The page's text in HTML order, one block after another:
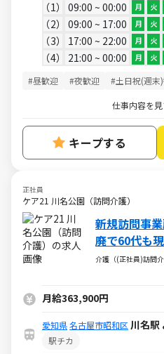
1
09:00 ~ 00:00 月 火
2 09:00 ~ 17:00 月 火
3 17:00 ~ 22:00 月 火
4 21:00 ~ 00:00 月 火
#昼歓迎 #夜歓迎 #土日祝(週末
仕事内容を見
キープする
正社員
ケア21 川名公園（訪問介護）
新規訪問事
廃で60代も
安定基盤で事
介護（(正社員)訪問介
月給363,900円
愛知県名古屋市昭和区 川名駅
駅チカ